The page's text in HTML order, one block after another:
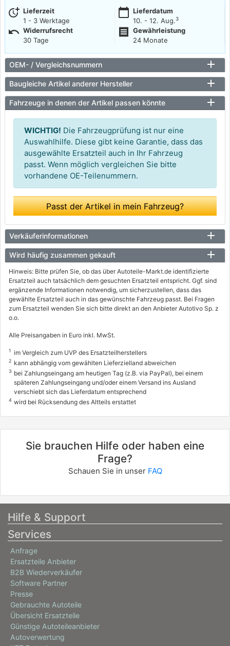
more_time Lieferzeit
1 - 3 Werktage
calendar_today Lieferdatum
10. - 12. Aug.3
undo Widerrufsrecht
30 Tage
receipt
Gewährleistung
24 Monate
OEM- / Vergleichsnummern
Baugleiche Artikel anderer Hersteller
Fahrzeuge in denen der Artikel passen könnte
WICHTIG! Die Fahrzeugprüfung ist nur eine
Auswahlhilfe. Diese gibt keine Garantie, dass das
ausgewählte Ersatzteil auch in Ihr Fahrzeug
passt. Wenn möglich vergleichen Sie bitte
vorhandene OE-Teilenummern.
Passt der Artikel in mein Fahrzeug?
Verkäuferinformationen
Wird häufig zusammen gekauft
Hinweis: Bitte prüfen Sie, ob das über Autoteile-Markt.de identifizierte
Ersatzteil auch tatsächlich dem gesuchten Ersatzteil entspricht. Ggf. sind
ergänzende Informationen notwendig, um sicherzustellen, dass das
gewählte Ersatzteil auch in das gewünschte Fahrzeug passt. Bei Fragen
zum Ersatzteil wenden Sie sich bitte direkt an den Anbieter Autotivo Sp. z
o.o.
Alle Preisangaben in Euro inkl. MwSt.
1 im Vergleich zum UVP des Ersatzteilherstellers
2 kann abhängig vom gewählten Lieferzielland abweichen
3 bei Zahlungseingang am heutigen Tag (z.B. via PayPal), bei einem
späteren Zahlungseingang und/oder einem Versand ins Ausland
verschiebt sich das Lieferdatum entsprechend
4 wird bei Rücksendung des Altteils erstattet
Sie brauchen Hilfe oder haben eine
Frage?
Schauen Sie in unser FAQ
Hilfe & Support
Services
Anfrage
Ersatzteile Anbieter
B2B Wiederverkäufer
Software Partner
Presse
Gebrauchte Autoteile
Übersicht Ersatzteile
Günstige Autoteileanbieter
Autoverwertung